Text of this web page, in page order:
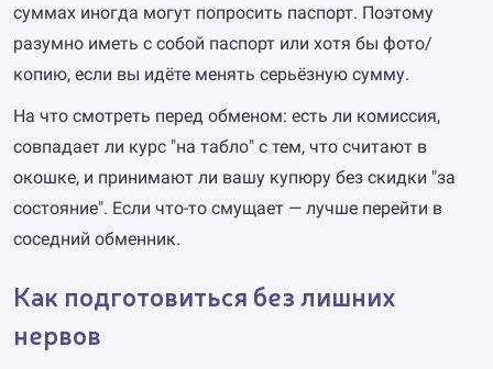
суммах иногда могут попросить паспорт. Поэтому
разумно иметь с собой паспорт или хотя бы фото/
копию, если вы идёте менять серьёзную сумму.
На что смотреть перед обменом: есть ли комиссия,
совпадает ли курс "на табло" с тем, что считают в
окошке, и принимают ли вашу купюру без скидки "за
состояние". Если что-то смущает — лучше перейти в
соседний обменник.
Как подготовиться без лишних
нервов